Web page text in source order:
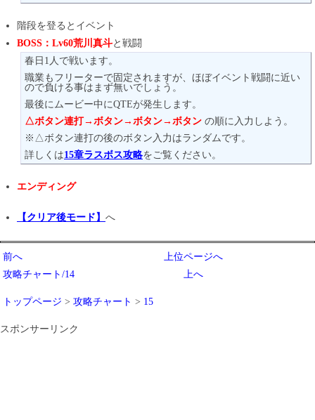
階段を登るとイベント
BOSS：Lv60荒川真斗と戦闘
春日1人で戦います。
職業もフリーターで固定されますが、ほぼイベント戦闘に近い
ので負ける事はまず無いでしょう。
最後にムービー中にQTEが発生します。
△ボタン連打→ボタン→ボタン→ボタン の順に入力しよう。
※△ボタン連打の後のボタン入力はランダムです。
詳しくは15章ラスボス攻略をご覧ください。
エンディング
【クリア後モード】 へ
前へ
攻略チャート/14
上位ページへ
上へ
トップページ > 攻略チャート > 15
スポンサーリンク